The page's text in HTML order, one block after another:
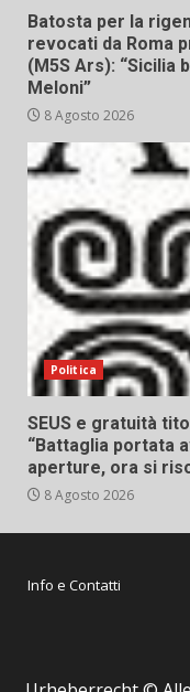
Batosta per la
revocati da Roma
(M5S Ars):
Meloni”
8 Agosto 2026
Politica
SEUS e gratuità
“Battaglia portata
aperture, ora si
8 Agosto 2026
Info e Contatti